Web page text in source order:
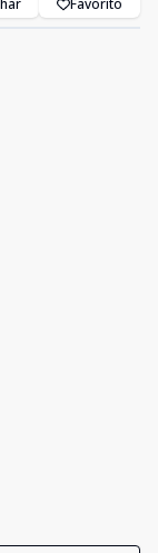
Favorito